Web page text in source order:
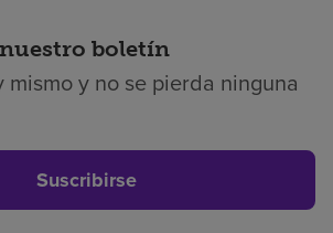
boletín
mismo y no se pierda ninguna
Suscribirse